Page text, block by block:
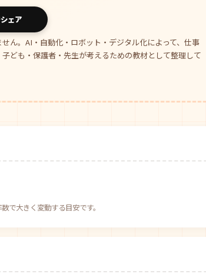
ェア
ん。AI・自動化・ロボット・デジタル化によって、仕事
ども・保護者・先生が考えるための教材として整理して
で大きく変動する目安です。